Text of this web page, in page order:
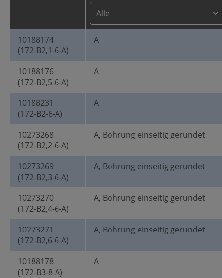
10188174
(172-B2,1-6-A)
A
10188176
(172-B2,5-6-A)
A
10188231
(172-B2-6-A)
A
10273268
(172-B2,2-6-A)
A, Bohrung einseitig gerundet
10273269
(172-B2,3-6-A)
A, Bohrung einseitig gerundet
10273270
(172-B2,4-6-A)
A, Bohrung einseitig gerundet
10273271
(172-B2,6-6-A)
A, Bohrung einseitig gerundet
10188178
(172-B3-8-A)
A